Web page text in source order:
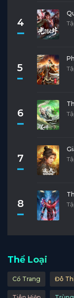
4
5
6
7
8
Thể Loại
Cổ Trang Đô